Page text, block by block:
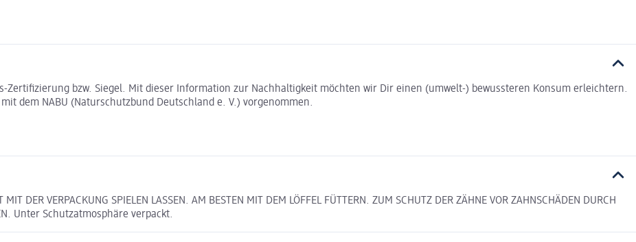
Zertifizierung bzw. Siegel. Mit dieser Information zur Nachhaltigkeit möchten wir Dir einen (umwelt-) bewussteren Konsum erleichtern.
dem NABU (Naturschutzbund Deutschland e. V.) vorgenommen.
DER VERPACKUNG SPIELEN LASSEN. AM BESTEN MIT DEM LÖFFEL FÜTTERN. ZUM SCHUTZ DER ZÄHNE VOR ZAHNSCHÄDEN DURCH
Unter Schutzatmosphäre verpackt.